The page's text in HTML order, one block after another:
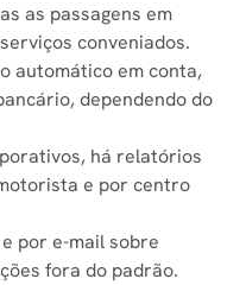
as passagens em
conveniados.
automático em conta,
dependendo do
há relatórios
e por centro
por e-mail sobre
fora do padrão.